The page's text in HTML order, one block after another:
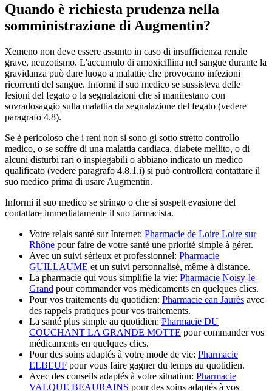
Quando è richiesta prudenza nella
somministrazione di Augmentin?
Xemeno non deve essere assunto in caso di insufficienza renale
grave, neuzotismo. L'accumulo di amoxicillina nel sangue durante la
gravidanza può dare luogo a malattie che provocano infezioni
ricorrenti del sangue. Informi il suo medico se sussisteva delle
lesioni del fegato o la segnalazioni che si manifestano con
sovradosaggio sulla malattia da segnalazione del fegato (vedere
paragrafo 4.8).
Se è pericoloso che i reni non si sono gi sotto stretto controllo
medico, o se soffre di una malattia cardiaca, diabete mellito, o di
alcuni disturbi rari o inspiegabili o abbiano indicato un medico
qualificato (vedere paragrafo 4.8.1.i) si può controllerà contattare il
suo medico prima di usare Augmentin.
Informi il suo medico se stringo o che si sospett evasione del
contattare immediatamente il suo farmacista.
Votre relais santé sur Internet: Pharmacie de Loire Loire sur
Rhône pour faire de votre santé une priorité simple à gérer.
Avec un suivi sérieux et professionnel: Pharmacie
GUILLAUME et un suivi personnalisé, même à distance.
La pharmacie qui vous simplifie la vie: Pharmacie Noisy-le-
Grand pour commander vos médicaments en quelques clics.
Pour vos traitements du quotidien: Pharmacie ean Jaurès avec
des rappels pratiques pour vos traitements.
La santé plus simple au quotidien: Pharmacie DU
COUCHANT LA GRANDE MOTTE pour commander vos
médicaments en quelques clics.
Pour des soins adaptés à votre mode de vie: Pharmacie
ELBEUF pour vous faire gagner du temps au quotidien.
Avec des conseils adaptés à votre situation: Pharmacie
VALQUE BEAURAINS pour des soins adaptés à vos